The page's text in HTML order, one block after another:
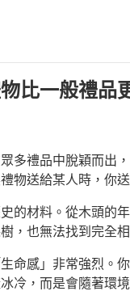
比一般禮品
多禮品中脫穎而出
物送給某人時，你
的材料。從木頭的
，也無法找到完全
命感」非常強烈。
冷，而是會隨著環